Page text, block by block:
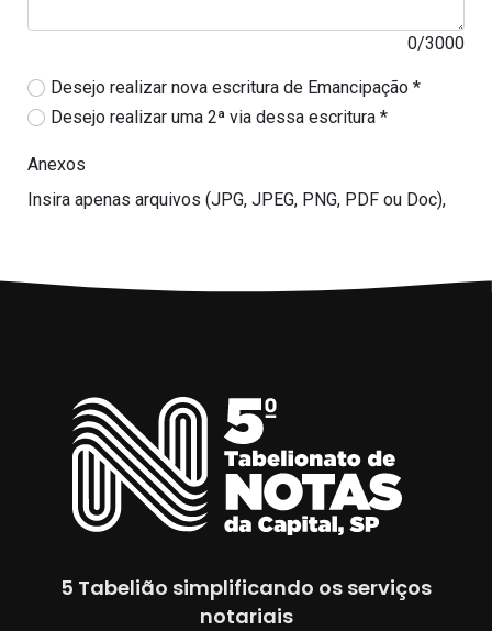
5 Tabelião simplificando os serviços
notariais